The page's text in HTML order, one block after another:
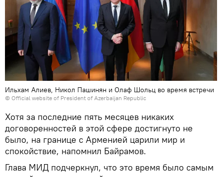
Ильхам Алиев, Никол Пашинян и Олаф Шольц во время встречи
© Official website of President of Azerbaijan Republic
Хотя за последние пять месяцев никаких
договоренностей в этой сфере достигнуто не
было, на границе с Арменией царили мир и
спокойствие, напомнил Байрамов.
Глава МИД подчеркнул, что это время было самым